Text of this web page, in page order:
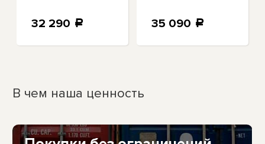
32 290 a 35 090 a
В чем наша ценность